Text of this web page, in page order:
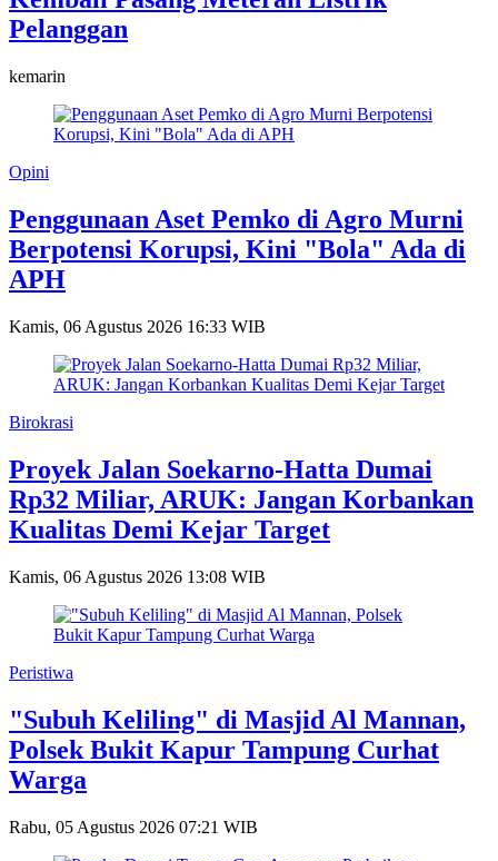
Pelanggan
kemarin
Opini
Penggunaan Aset Pemko di Agro Murni
Berpotensi Korupsi, Kini "Bola" Ada di
APH
Kamis, 06 Agustus 2026 16:33 WIB
Birokrasi
Proyek Jalan Soekarno-Hatta Dumai
Rp32 Miliar, ARUK: Jangan Korbankan
Kualitas Demi Kejar Target
Kamis, 06 Agustus 2026 13:08 WIB
Peristiwa
"Subuh Keliling" di Masjid Al Mannan,
Polsek Bukit Kapur Tampung Curhat
Warga
Rabu, 05 Agustus 2026 07:21 WIB